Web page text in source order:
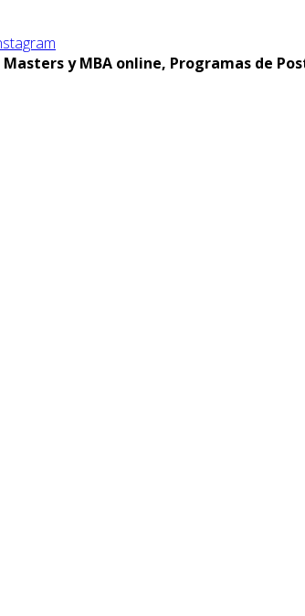
Masters y MBA online, Programas de